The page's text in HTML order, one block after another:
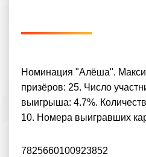
Номинация "Алёша".
призёров: 25. Число
выигрыша: 4.7%.
10. Номера выигравших
7825660100923852